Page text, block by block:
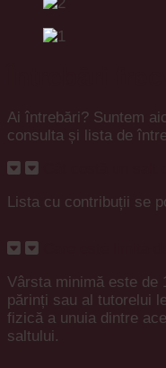
Ai întrebări? Suntem
consulta și lista de
Lista cu contribuții se
Vârsta minimă este de
părinți sau al tutorelui
fizică a unuia dintre
saltului.